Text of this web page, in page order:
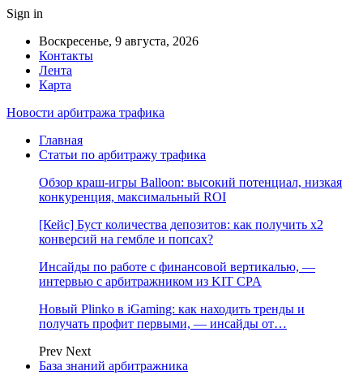
Sign in
Воскресенье, 9 августа, 2026
Контакты
Лента
Карта
Новости арбитража трафика
Главная
Статьи по арбитражу трафика
Обзор краш-игры Balloon: высокий потенциал, низкая
конкуренция, максимальный ROI
[Кейс] Буст количества депозитов: как получить х2
конверсий на гембле и попсах?
Инсайды по работе с финансовой вертикалью, —
интервью с арбитражником из KIT CPA
Новый Plinko в iGaming: как находить тренды и
получать профит первыми, — инсайды от…
Prev Next
База знаний арбитражника